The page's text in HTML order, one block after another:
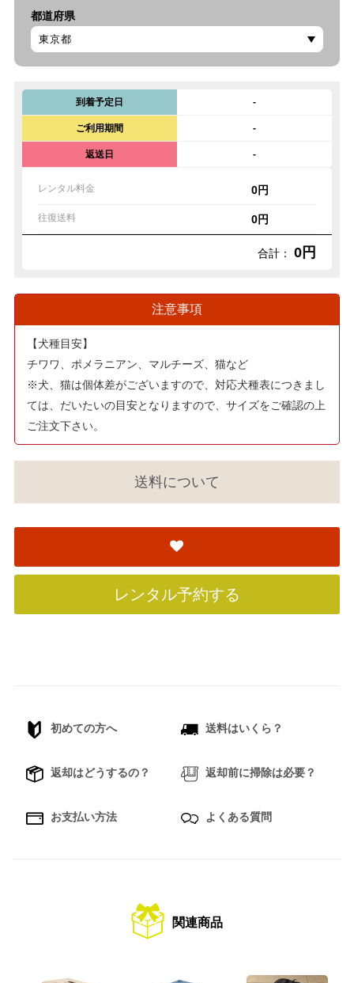
都道府県
到着予定日 -
ご利用期間 -
返送日 -
レンタル料金 0円
往復送料 0円
合計： 0円
注意事項
【犬種目安】
チワワ、ポメラニアン、マルチーズ、猫など
※犬、猫は個体差がございますので、対応犬種表につきまし
ては、だいたいの目安となりますので、サイズをご確認の上
ご注文下さい。
送料について
レンタル予約する
初めての方へ 送料はいくら？
返却はどうするの？ 返却前に掃除は必要？
お支払い方法 よくある質問
関連商品